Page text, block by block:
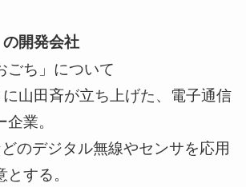
の開発会社
ごち」について
に山田斉が立ち上げた、電子通信
業。
どのデジタル無線やセンサを応用
する。